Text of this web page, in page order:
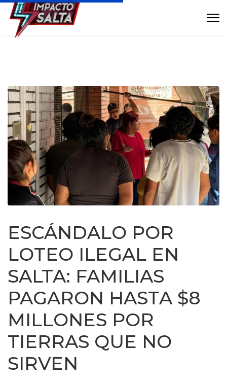
ESCÁNDALO POR
LOTEO ILEGAL EN
SALTA: FAMILIAS
PAGARON HASTA $8
MILLONES POR
TIERRAS QUE NO
SIRVEN